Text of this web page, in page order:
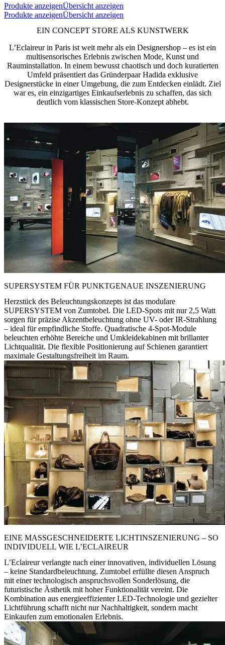
Produkte anzeigenÜbersicht anzeigen
Produkte anzeigenÜbersicht anzeigen
EIN CONCEPT STORE ALS KUNSTWERK
L’Eclaireur in Paris ist weit mehr als ein Designershop – es ist ein
multisensorisches Erlebnis zwischen Mode, Kunst und
Rauminstallation. In einem bewusst chaotisch und doch kuratierten
Umfeld präsentiert das Gründerpaar Hadida exklusive
Designerstücke in einer Umgebung, die zum Entdecken einlädt. Ziel
war es, ein einzigartiges Einkaufserlebnis zu schaffen, das sich
deutlich vom klassischen Store-Konzept abhebt.
SUPERSYSTEM FÜR PUNKTGENAUE INSZENIERUNG
Herzstück des Beleuchtungskonzepts ist das modulare
SUPERSYSTEM von Zumtobel. Die LED-Spots mit nur 2,5 Watt
sorgen für präzise Akzentbeleuchtung ohne UV- oder IR-Strahlung
– ideal für empfindliche Stoffe. Quadratische 4-Spot-Module
beleuchten erhöhte Bereiche und Umkleidekabinen mit brillanter
Lichtqualität. Die flexible Positionierung auf Schienen garantiert
maximale Gestaltungsfreiheit im Raum.
EINE MASSGESCHNEIDERTE LICHTINSZENIERUNG – SO I
NDIVIDUELL WIE L’ECLAIREUR
L’Eclaireur verlangte nach einer innovativen, individuellen Lösung
– keine Standardbeleuchtung. Zumtobel erfüllte diesen Anspruch
mit einer technologisch anspruchsvollen Sonderlösung, die
futuristische Ästhetik mit hoher Funktionalität vereint. Die
Kombination aus energieeffizienter LED-Technologie und gezielter
Lichtführung schafft nicht nur Nachhaltigkeit, sondern macht
Einkaufen zum emotionalen Erlebnis.